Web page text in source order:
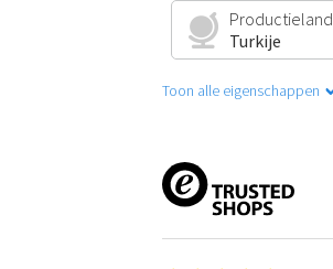
Productieland
Turkije
Toon alle eigenschappen